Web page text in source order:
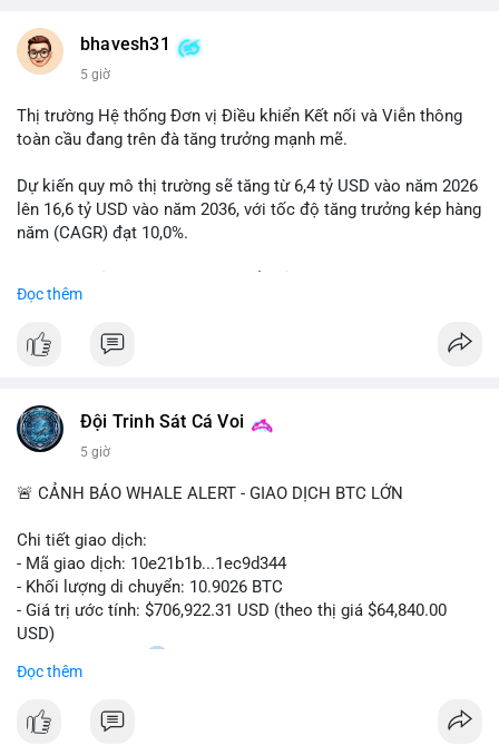
định crypto là 'vấn đề lớn' giúp giảm áp lực USD. • Binance hỗ
trợ cổ phiếu Apple/IBM. • Bài đăng hấp dẫn về $HFT, $SKYAI,
💡 NHẬN ĐỊNH & KHUYẾN NGHỊ: Tâm lý thị trường đang phân
coin (PENGU, CASHCAT) và tin cậy từ các dự án lớn (BTC,
SOL). Rủi ro tăng nếu không có thông tin rõ ràng về quy định.
bhavesh31
5 giờ
Thị trường Hệ thống Đơn vị Điều khiển Kết nối và Viễn thông
toàn cầu đang trên đà tăng trưởng mạnh mẽ.
Dự kiến quy mô thị trường sẽ tăng từ 6,4 tỷ USD vào năm 2026
lên 16,6 tỷ USD vào năm 2036, với tốc độ tăng trưởng kép hàng
năm (CAGR) đạt 10,0%.
trong các lĩnh vực ô tô, logistics và thiết bị thông minh.
Doanh nghiệp cần theo dõi xu hướng này để nắm bắt cơ hội
Đọc thêm
Đội Trinh Sát Cá Voi
5 giờ
🚨 CẢNH BÁO WHALE ALERT - GIAO DỊCH BTC LỚN
Chi tiết giao dịch:
- Mã giao dịch: 10e21b1b...1ec9d344
- Khối lượng di chuyển: 10.9026 BTC
- Giá trị ước tính: $706,922.31 USD (theo thị giá $64,840.00
USD)
- Thời gian: 18:20
Nhận định phân tích:
Giao dịch 10.9 BTC trị giá hơn 706 nghìn USD được thực hiện
Đọc thêm